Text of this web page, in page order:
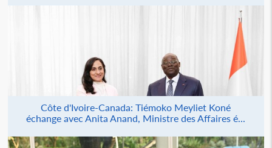
Côte d'Ivoire-Canada: Tiémoko Meyliet Koné
échange avec Anita Anand, Ministre des Affaires é...